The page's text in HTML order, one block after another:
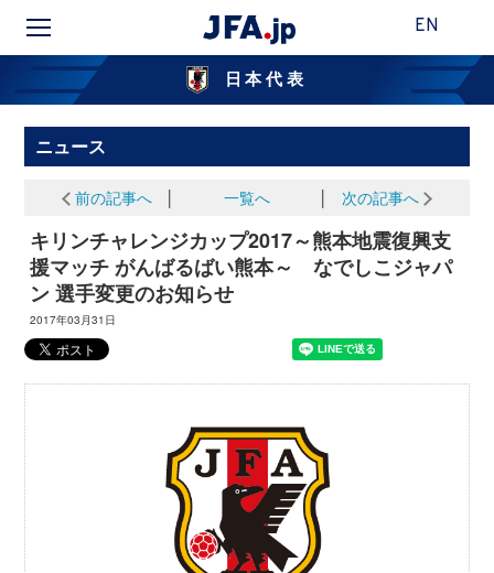
EN
日本代表
ニュース
前の記事へ 一覧へ 次の記事へ
キリンチャレンジカップ2017～熊本地震復興支
援マッチ がんばるばい熊本～ なでしこジャパ
ン 選手変更のお知らせ
2017年03月31日